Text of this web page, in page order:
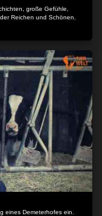
große Gefühle,
Reichen und Schönen.
eines Demeterhofes ein.